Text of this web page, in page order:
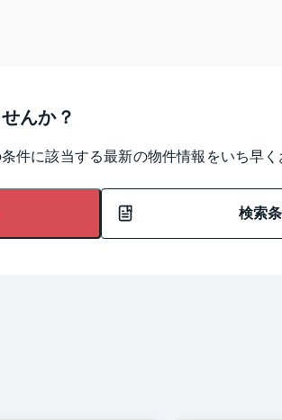
んか？
件に該当する最新の物件情報をいち早く
検索